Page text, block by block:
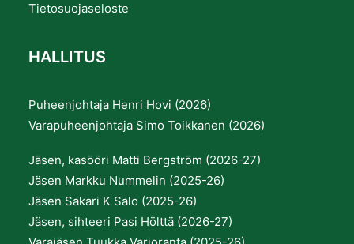
Tietosuojaseloste
HALLITUS
Puheenjohtaja Henri Hovi (2026)
Varapuheenjohtaja Simo Toikkanen (2026)
Jäsen, kasööri Matti Bergström (2026-27)
Jäsen Markku Nummelin (2025-26)
Jäsen Sakari K Salo (2025-26)
Jäsen, sihteeri Pasi Hölttä (2026-27)